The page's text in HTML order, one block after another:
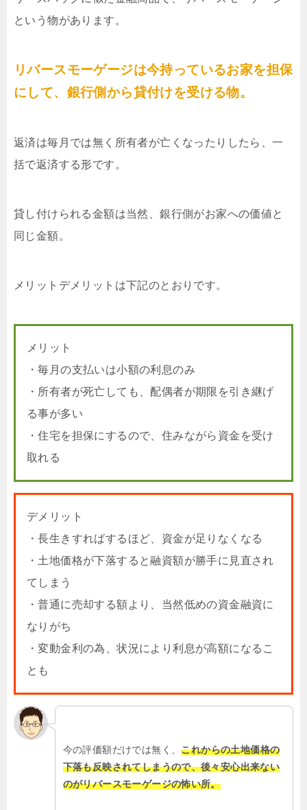
という物があります。
リバースモーゲージは今持っているお家を担保
にして、銀行側から貸付けを受ける物。
返済は毎月では無く所有者が亡くなったりしたら、一
括で返済する形です。
貸し付けられる金額は当然、銀行側がお家への価値と
同じ金額。
メリットデメリットは下記のとおりです。
メリット
・毎月の支払いは小額の利息のみ
・所有者が死亡しても、配偶者が期限を引き継げ
る事が多い
・住宅を担保にするので、住みながら資金を受け
取れる
デメリット
・長生きすればするほど、資金が足りなくなる
・土地価格が下落すると融資額が勝手に見直され
てしまう
・普通に売却する額より、当然低めの資金融資に
なりがち
・変動金利の為、状況により利息が高額になるこ
とも
今の評価額だけでは無く、これからの土地価格の
下落も反映されてしまうので、後々安心出来ない
のがリバースモーゲージの怖い所。